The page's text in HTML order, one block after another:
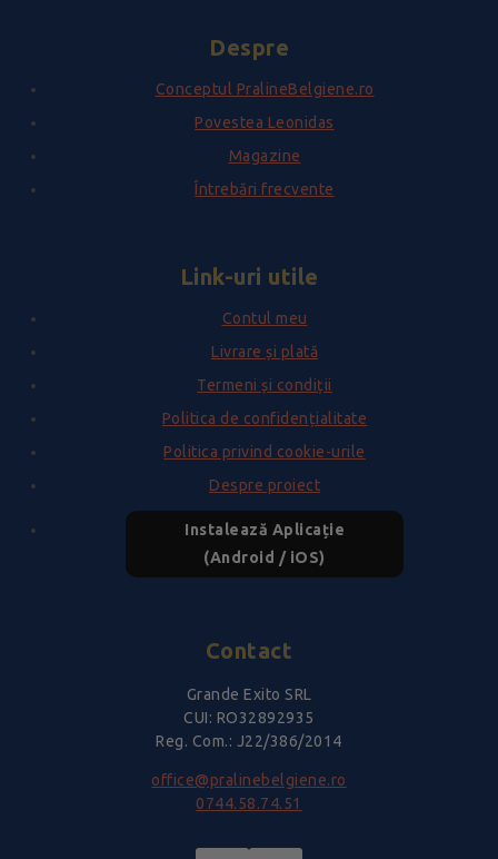
Despre
Conceptul PralineBelgiene.ro
Povestea Leonidas
Magazine
Întrebări frecvente
Link-uri utile
Contul meu
Livrare și plată
Termeni și condiții
Politica de confidențialitate
Politica privind cookie-urile
Despre proiect
Instalează Aplicație
(Android / iOS)
Contact
Grande Exito SRL
CUI: RO32892935
Reg. Com.: J22/386/2014
office@pralinebelgiene.ro
0744.58.74.51